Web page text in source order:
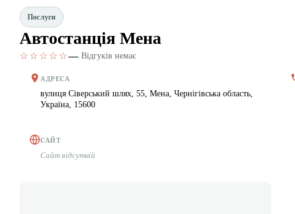
Етичний кодекс
Послуги
Автостанція Мена
☆☆☆☆☆—·Відгуків немає
АДРЕСА
вулиця Сіверський шлях, 55, Мена, Чернігівська область,
Україна, 15600
САЙТ
Сайт відсутній